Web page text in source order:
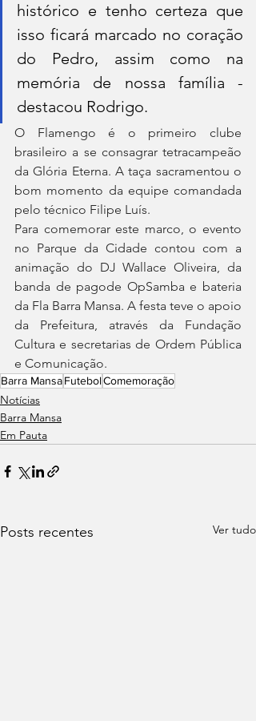
histórico e tenho certeza que
isso ficará marcado no coração
do Pedro, assim como na
memória de nossa família -
destacou Rodrigo.
O Flamengo é o primeiro clube
brasileiro a se consagrar tetracampeão
da Glória Eterna. A taça sacramentou o
bom momento da equipe comandada
pelo técnico Filipe Luís.
Para comemorar este marco, o evento
no Parque da Cidade contou com a
animação do DJ Wallace Oliveira, da
banda de pagode OpSamba e bateria
da Fla Barra Mansa. A festa teve o apoio
da Prefeitura, através da Fundação
Cultura e secretarias de Ordem Pública
e Comunicação.
Barra MansaFutebolComemoração
Notícias
Barra Mansa
Em Pauta
Posts recentes Ver tudo